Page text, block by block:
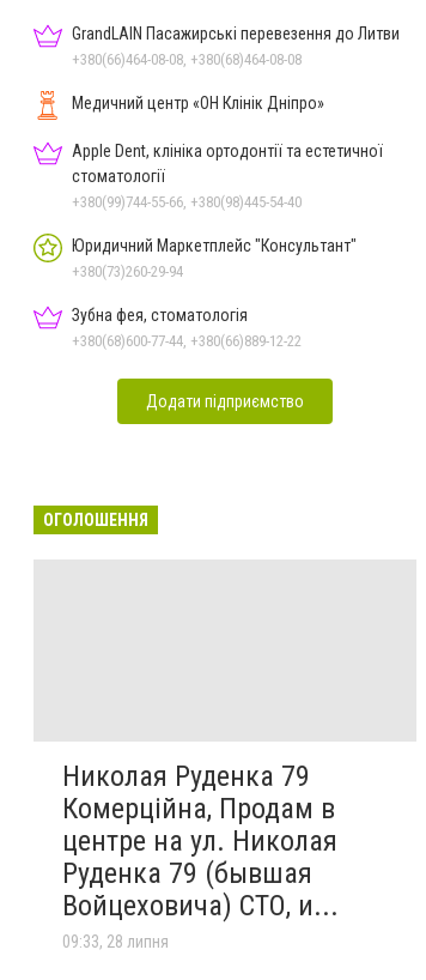
GrandLAIN Пасажирські перевезення до Литви
+380(66)464-08-08, +380(68)464-08-08
Медичний центр «ОН Клінік Дніпро»
Apple Dent, клініка ортодонтії та естетичної
стоматології
+380(99)744-55-66, +380(98)445-54-40
Юридичний Маркетплейс "Консультант"
+380(73)260-29-94
Зубна фея, стоматологія
+380(68)600-77-44, +380(66)889-12-22
Додати підприємство
ОГОЛОШЕННЯ
Николая Руденка 79
Комерційна, Продам в
центре на ул. Николая
Руденка 79 (бывшая
Войцеховича) СТО, и...
09:33, 28 липня